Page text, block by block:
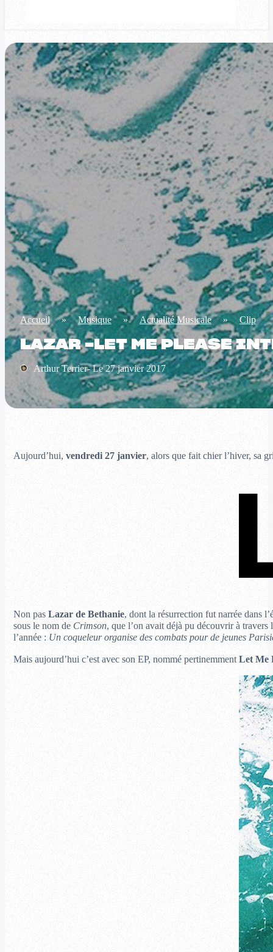
Accueil » Musique » Actualité Musicale » Clip
LAZAR -LET ME PLEASE
Arthur Terrier- Le 27 janvier 2017
Aujourd’hui, vendredi 27 janvier, alors que fait chier l’hiver, sa
Non pasLazar de Bethanie, dont la résurrection fut narrée dans
sous le nom de Crimson, que l’on avait déjà pu découvrir à
l’année : Un coqueleur organise des combats pour de jeunes
Mais aujourd’hui c’est avec son EP, nommé pertinemmentLet Me